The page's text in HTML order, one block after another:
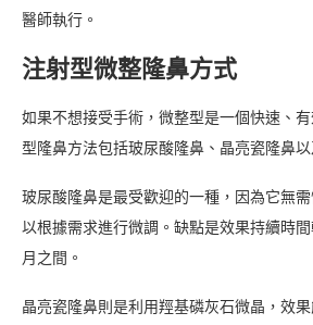
醫師執行。
注射型微整隆鼻方式
如果不想接受手術，微整型是一個快速、
型隆鼻方法包括玻尿酸隆鼻、晶亮瓷隆鼻以
玻尿酸隆鼻是最受歡迎的一種，因為它無需
以根據需求進行微調。缺點是效果持續時
月之間。
晶亮瓷隆鼻則是利用羥基磷灰石微晶，效